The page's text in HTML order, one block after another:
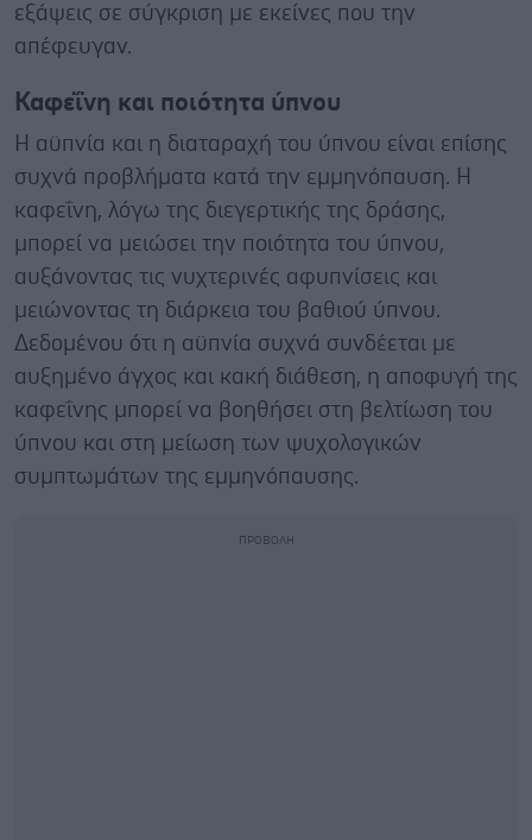
εξάψεις σε σύγκριση με εκείνες που την
απέφευγαν.
Καφεΐνη και ποιότητα ύπνου
Η αϋπνία και η διαταραχή του ύπνου είναι επίσης
συχνά προβλήματα κατά την εμμηνόπαυση. Η
καφεΐνη, λόγω της διεγερτικής της δράσης,
μπορεί να μειώσει την ποιότητα του ύπνου,
αυξάνοντας τις νυχτερινές αφυπνίσεις και
μειώνοντας τη διάρκεια του βαθιού ύπνου.
Δεδομένου ότι η αϋπνία συχνά συνδέεται με
αυξημένο άγχος και κακή διάθεση, η αποφυγή της
καφεΐνης μπορεί να βοηθήσει στη βελτίωση του
ύπνου και στη μείωση των ψυχολογικών
συμπτωμάτων της εμμηνόπαυσης.